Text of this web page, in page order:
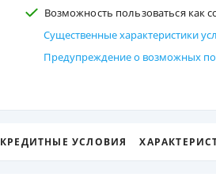
Возможность пользоваться как
Существенные характеристики
Предупреждение о возможных
КРЕДИТНЫЕ УСЛОВИЯ